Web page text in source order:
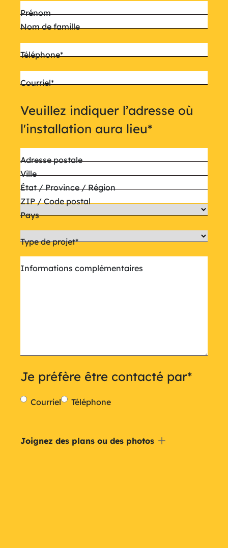
Nom*
Prénom
Nom de famille
Téléphone*
Courriel*
Veuillez indiquer l’adresse où
l'installation aura lieu*
Adresse postale
Ville
État / Province / Région
ZIP / Code postal
Pays
Type de projet*
Informations complémentaires
Je préfère être contacté par*
Courriel Téléphone
Inclure
Joignez des plans ou des photos